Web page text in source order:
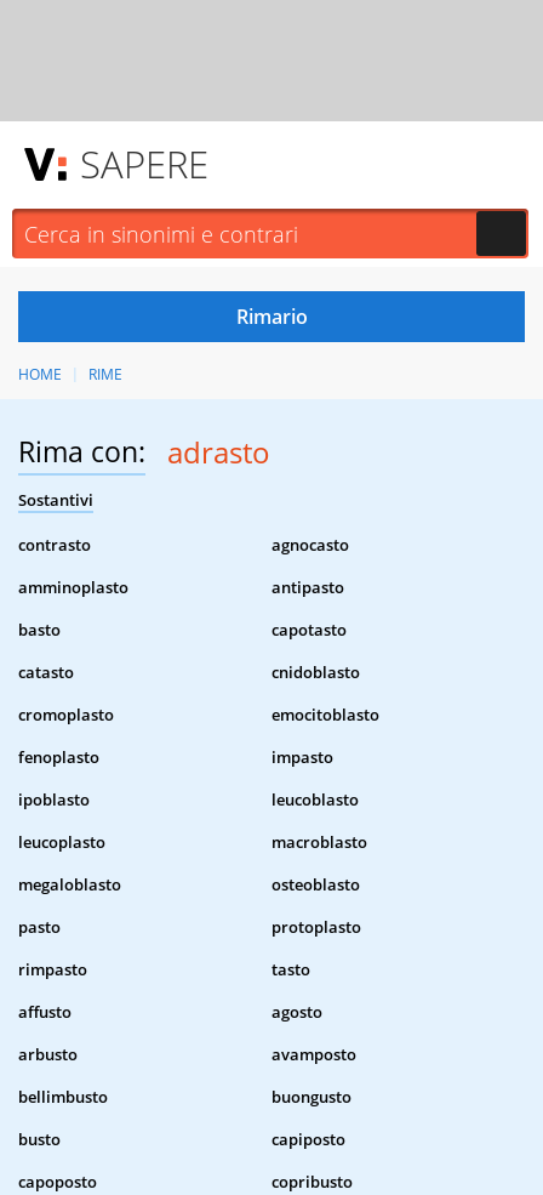
SAPERE
HOME RIME
Rima con: adrasto
Sostantivi
contrasto
agnocasto
amminoplasto
antipasto
basto
capotasto
catasto
cnidoblasto
cromoplasto
emocitoblasto
fenoplasto
impasto
ipoblasto
leucoblasto
leucoplasto
macroblasto
megaloblasto
osteoblasto
pasto
protoplasto
rimpasto
tasto
affusto
agosto
arbusto
avamposto
bellimbusto
buongusto
busto
capiposto
capoposto
copribusto